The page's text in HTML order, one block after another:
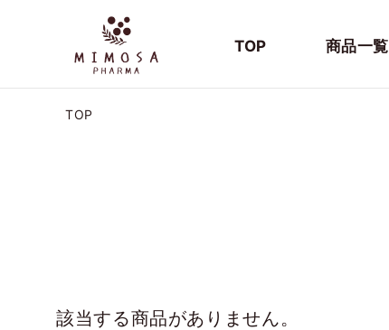
TOP 商品一覧
TOP
該当する商品がありません。